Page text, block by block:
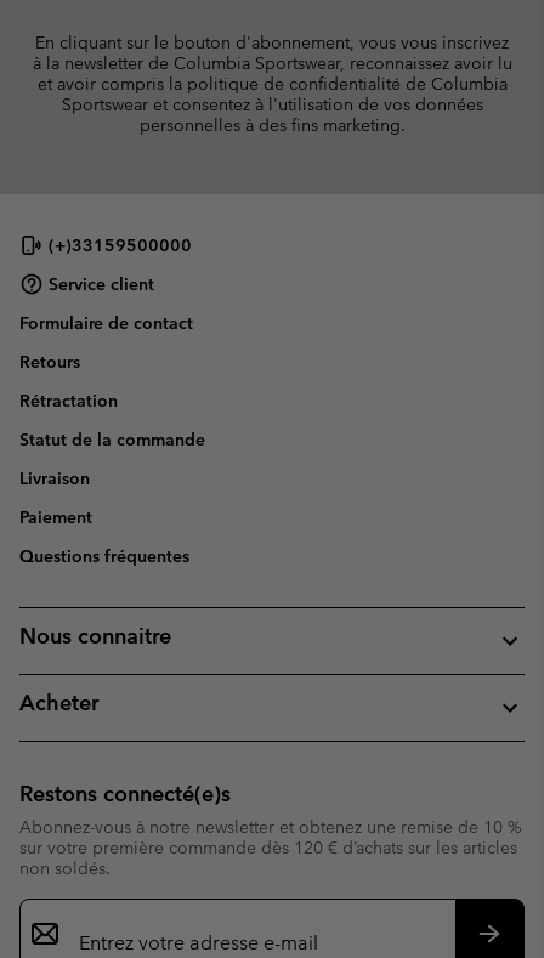
En cliquant sur le bouton d'abonnement, vous vous inscrivez
à la newsletter de Columbia Sportswear, reconnaissez avoir lu
et avoir compris la politique de confidentialité de Columbia
Sportswearet consentez à l'utilisation de vos données
personnelles à des fins marketing.
(+)33159500000
Service client
Formulaire de contact
Retours
Rétractation
Statut de la commande
Livraison
Paiement
Questions fréquentes
Nous connaitre
Acheter
Restons connecté(e)s
Abonnez-vous à notre newsletter et obtenez une remise de 10 %
sur votre première commande dès 120 € d’achats sur les articles
non soldés.
Inscription
par